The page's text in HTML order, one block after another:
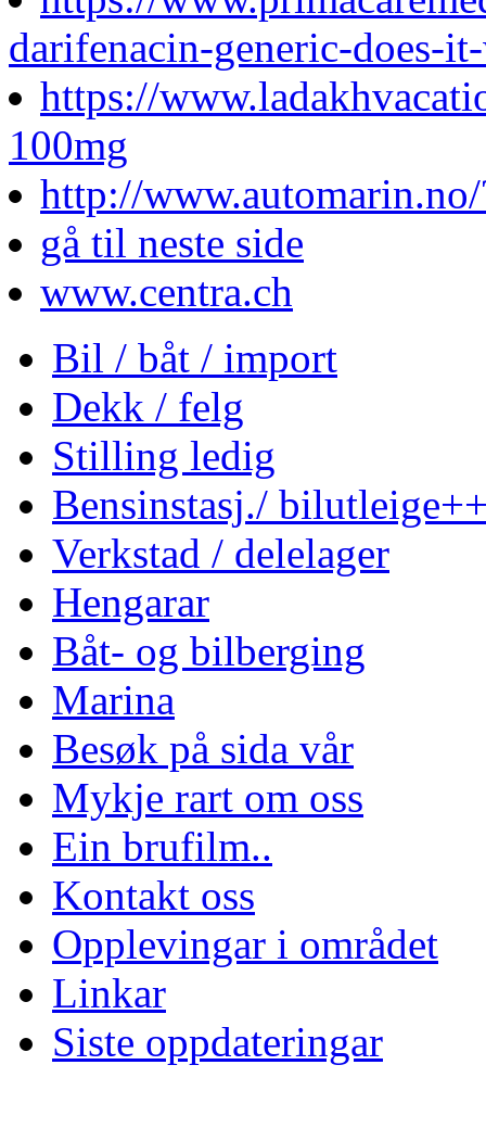
darifenacin-generic-does-
https://
100mg
http://
gå til neste side
www.centra.ch
Bil / båt / import
Dekk / felg
Stilling ledig
Bensinstasj./
Verkstad / delelager
Hengarar
Båt- og bilberging
Marina
Besøk på sida vår
Mykje rart om oss
Ein brufilm..
Kontakt oss
Opplevingar i området
Linkar
Siste oppdateringar